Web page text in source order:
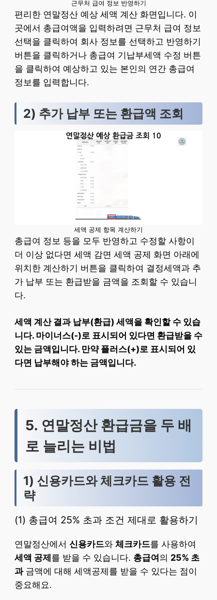
근무처 급여 정보 반영하기
편리한 연말정산 예상 세액 계산 화면입니다. 이
곳에서 총급여액을 입력하려면 근무처 급여 정보
선택을 클릭하여 회사 정보를 선택하고 반영하기
버튼을 클릭하거나 총급여 기납부세액 수정 버튼
을 클릭하여 예상하고 있는 본인의 연간 총급여
정보를 입력합니다.
2) 추가 납부 또는 환급액 조회
세액 공제 항목 계산하기
총급여 정보 등을 모두 반영하고 수정할 사항이
더 이상 없다면 세액 감면 세액 공제 화면 아래에
위치한 계산하기 버튼을 클릭하여 결정세액과 추
가 납부 또는 환급받을 금액을 조회할 수 있습니
다.
세액 계산 결과 납부(환급) 세액을 확인할 수 있습
니다. 마이너스(-)로 표시되어 있다면 환급받을 수
있는 금액입니다. 만약 플러스(+)로 표시되어 있
다면 납부해야 하는 금액입니다.
5. 연말정산 환급금을 두 배
로 늘리는 비법
1) 신용카드와 체크카드 활용 전
략
(1) 총급여 25% 초과 조건 제대로 활용하기
연말정산에서 신용카드와 체크카드를 사용하여
세액 공제 를 받을 수 있습니다. 총급여 의 25% 초
과금액에 대해 세액공제를 받을 수 있다는 점이
중요해요.